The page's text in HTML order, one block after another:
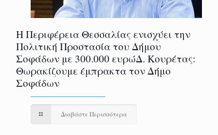
Η Περιφέρεια Θεσσαλίας ενισχύει την
Πολιτική Προστασία του Δήμου
Σοφάδων με 300.000 ευρώΔ. Κουρέτας:
Θωρακίζουμε έμπρακτα τον Δήμο
Σοφάδων
Διαβάστε Περισσότερα